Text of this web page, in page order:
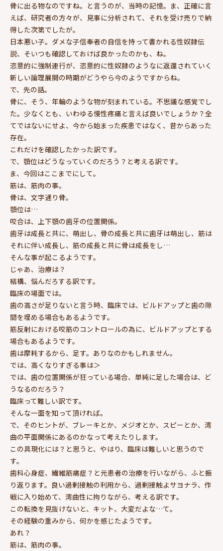
骨に出る物なのですね。と言うのが、当時の記憶。ま、正確に言
えば、研究者の方々が、見事に分析されて、それを受け売りで納
得した次第でしたが。
日本悪い子。ダメな子信奉者の自信を持って書かれる性奴隷伝
説、そいつも確認しておけば良かったのかも、ね。
恣意的に強制連行が、恣意的に性奴隷のようなに返還されていく
新しい論理展開の時期がどうやら今のようですからね。
で、先の話。
骨に、そう、年輪のような物が刻まれている。不思議な感覚でし
た。少なくとも、いわゆる慢性疼痛と言えば良いでしょうか？全
てではないにせよ、今から始まった疾患ではなく、昔からあった
存在。
これだけを確認したかった訳です。
で、顎位はどうなっていくのだろう？と考える訳です。
ま、今回はここまでにして。
筋は、筋肉の事。
骨は、文字通り骨。
顎位は…
咬合は、上下顎の歯牙の位置関係。
歯牙は成長と共に、萌出し、骨の成長と共に歯牙は萌出し、筋は
それに伴い成長し、筋の成長と共に骨は成長をし…
そんな事が起こるようです。
じゃあ、治療は？
結構、悩んだろする訳です。
臨床の場面では。
歯の高さが足りないと言う時、臨床では、ビルドアップと歯の隙
間を埋める場合もあるようです。
筋反射における咬筋のコントロールの為に、ビルドアップとする
場合もあるようです。
歯は摩耗するから、足す。ありなのかもしれません。
では、高くなりすぎる事は＞
では、歯の位置関係が狂っている場合、単純に足した場合は、ど
うなるのだろう？
臨床って難しい訳です。
そんな一面を知って頂ければ。
で、そのヒントが、ブレーキとか、メジオとか、スピーとか、湾
曲の平面関係にあるのかなって考えたりします。
この具現化には？と思うと、やはり、臨床は難しいと思うので
す。
歯科心身症、繊維筋痛症？と元患者の治療を行いながら、ふと振
り返ります。良い過剰接触の利用から、過剰接触よサヨナラ、作
戦に入り始めて、湾曲性に拘りながら、考える訳です。
この転換を見抜けないと、キット、大変だよな…て。
その経験の重みから、何かを感じたようです。
あれ？
筋は、筋肉の事。